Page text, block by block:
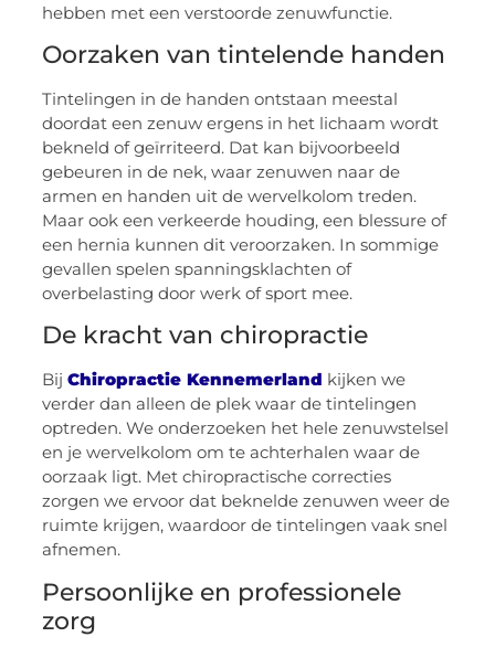
hebben met een verstoorde zenuwfunctie.
Oorzaken van tintelende handen
Tintelingen in de handen ontstaan meestal
doordat een zenuw ergens in het lichaam wordt
bekneld of geïrriteerd. Dat kan bijvoorbeeld
gebeuren in de nek, waar zenuwen naar de
armen en handen uit de wervelkolom treden.
Maar ook een verkeerde houding, een blessure of
een hernia kunnen dit veroorzaken. In sommige
gevallen spelen spanningsklachten of
overbelasting door werk of sport mee.
De kracht van chiropractie
BijChiropractie Kennemerland kijken we
verder dan alleen de plek waar de tintelingen
optreden. We onderzoeken het hele zenuwstelsel
en je wervelkolom om te achterhalen waar de
oorzaak ligt. Met chiropractische correcties
zorgen we ervoor dat beknelde zenuwen weer de
ruimte krijgen, waardoor de tintelingen vaak snel
afnemen.
Persoonlijke en professionele
zorg